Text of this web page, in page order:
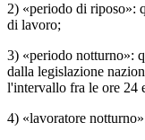
2) «periodo di riposo»:
di lavoro;
3) «periodo notturno»:
dalla legislazione
l'intervallo fra le ore 24
4) «lavoratore